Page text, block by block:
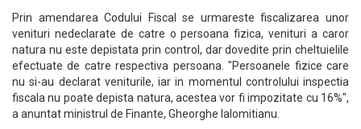
Prin amendarea Codului Fiscal se urmareste fiscalizarea unor
venituri nedeclarate de catre o persoana fizica, venituri a caror
natura nu este depistata prin control, dar dovedite prin cheltuielile
efectuate de catre respectiva persoana. "Persoanele fizice care
nu si-au declarat veniturile, iar in momentul controlului inspectia
fiscala nu poate depista natura, acestea vor fi impozitate cu 16%",
a anuntat ministrul de Finante, Gheorghe Ialomitianu.